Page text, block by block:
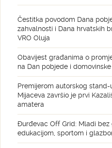
Čestitka povodom Dana
zahvalnosti i Dana hrvatskih
VRO Oluja
Obavijest građanima o
na Dan pobjede i
Premijerom autorskog stand-
Mijaceva završio je prvi
amatera
Đurđevac Off Grid: Mladi
edukacijom, sportom i